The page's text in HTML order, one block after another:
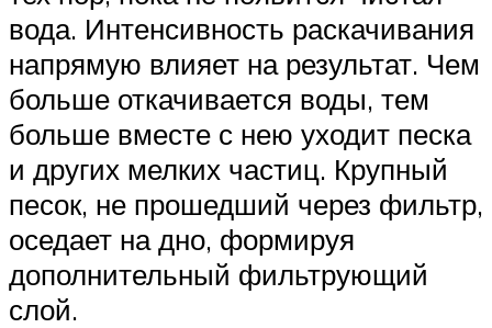
вода. Интенсивность раскачивания
напрямую влияет на результат. Чем
больше откачивается воды, тем
больше вместе с нею уходит песка
и других мелких частиц. Крупный
песок, не прошедший через фильтр,
оседает на дно, формируя
дополнительный фильтрующий
слой.